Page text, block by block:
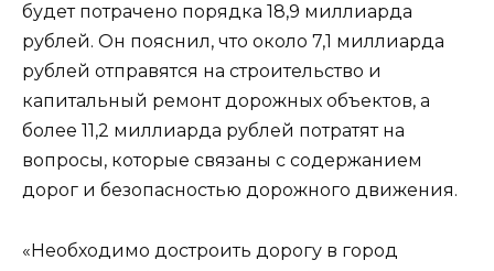
будет потрачено порядка 18,9 миллиарда
рублей. Он пояснил, что около 7,1 миллиарда
рублей отправятся на строительство и
капитальный ремонт дорожных объектов, а
более 11,2 миллиарда рублей потратят на
вопросы, которые связаны с содержанием
дорог и безопасностью дорожного движения.
«Необходимо достроить дорогу в город